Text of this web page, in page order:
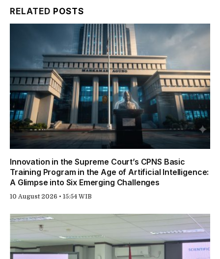
RELATED POSTS
Innovation in the Supreme Court’s CPNS Basic
Training Program in the Age of Artificial Intelligence:
A Glimpse into Six Emerging Challenges
10 August 2026 • 15:54 WIB